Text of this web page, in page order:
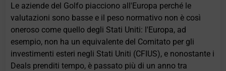
Le aziende del Golfo piacciono all'Europa perché le
valutazioni sono basse e il peso normativo non è così
oneroso come quello degli Stati Uniti: l'Europa, ad
esempio, non ha un equivalente del Comitato per gli
investimenti esteri negli Stati Uniti (CFIUS), e nonostante i
Deals prenditi tempo, è passato più di un anno tra